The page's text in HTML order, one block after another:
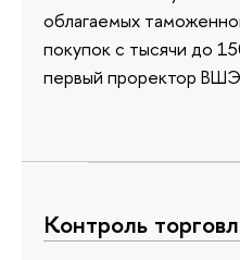
облагаемых
покупок с тысячи до
первый проректор
Контроль